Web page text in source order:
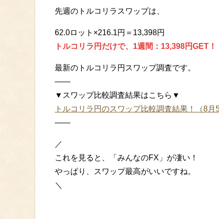
先週のトルコリラスワップは、
62.0ロット×216.1円＝13,398円
トルコリラ円だけで、1週間：13,398円GET！
最新のトルコリラ円スワップ調査です。
——
▼スワップ比較調査結果はこちら▼
トルコリラ円のスワップ比較調査結果！（8月
——
／
これを見ると、「みんなのFX」が凄い！
やっぱり、スワップ最高がいいですね。
＼